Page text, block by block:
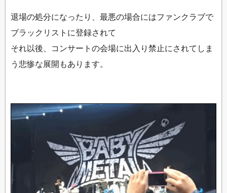
退場の処分になったり、最悪の場合にはファンクラブで
ブラックリストに登録されて
それ以後、コンサートの会場に出入り禁止にされてしま
う悲惨な展開もあります。